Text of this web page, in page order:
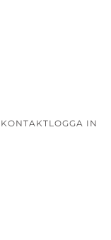
KONTAKTLOGGA IN